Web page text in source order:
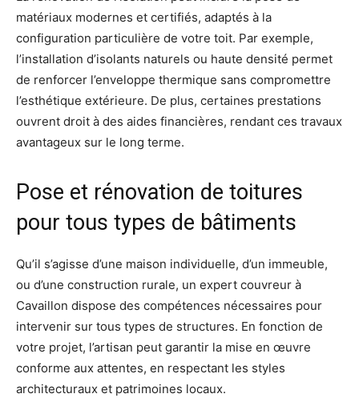
matériaux modernes et certifiés, adaptés à la
configuration particulière de votre toit. Par exemple,
l’installation d’isolants naturels ou haute densité permet
de renforcer l’enveloppe thermique sans compromettre
l’esthétique extérieure. De plus, certaines prestations
ouvrent droit à des aides financières, rendant ces travaux
avantageux sur le long terme.
Pose et rénovation de toitures
pour tous types de bâtiments
Qu’il s’agisse d’une maison individuelle, d’un immeuble,
ou d’une construction rurale, un expert couvreur à
Cavaillon dispose des compétences nécessaires pour
intervenir sur tous types de structures. En fonction de
votre projet, l’artisan peut garantir la mise en œuvre
conforme aux attentes, en respectant les styles
architecturaux et patrimoines locaux.